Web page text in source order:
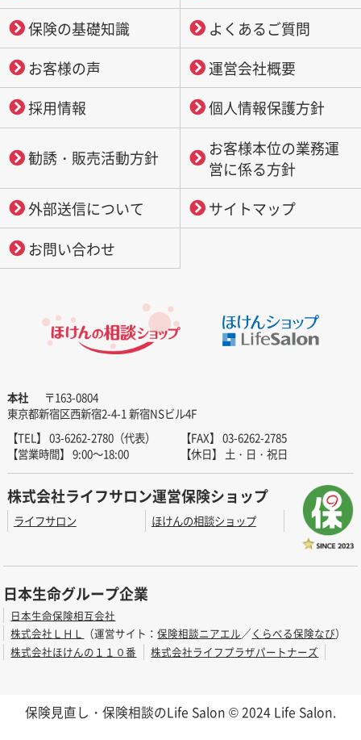
保険の基礎知識
よくあるご質問
お客様の声
運営会社概要
採用情報
個人情報保護方針
勧誘・販売活動方針
お客様本位の業務運
営に係る方針
外部送信について
サイトマップ
お問い合わせ
本社
〒163-0804
東京都新宿区西新宿2-4-1 新宿NSビル4F
【TEL】 03-6262-2780（代表）
【FAX】 03-6262-2785
【営業時間】 9:00～18:00
【休日】 土・日・祝日
株式会社ライフサロン運営保険ショップ
ライフサロン ほけんの相談ショップ
日本生命グループ企業
日本生命保険相互会社
株式会社ＬＨＬ （運営サイト：保険相談ニアエル／くらべる保険なび）
株式会社ほけんの１１０番
株式会社ライフプラザパートナーズ
保険見直し・保険相談のLife Salon © 2024 Life Salon.